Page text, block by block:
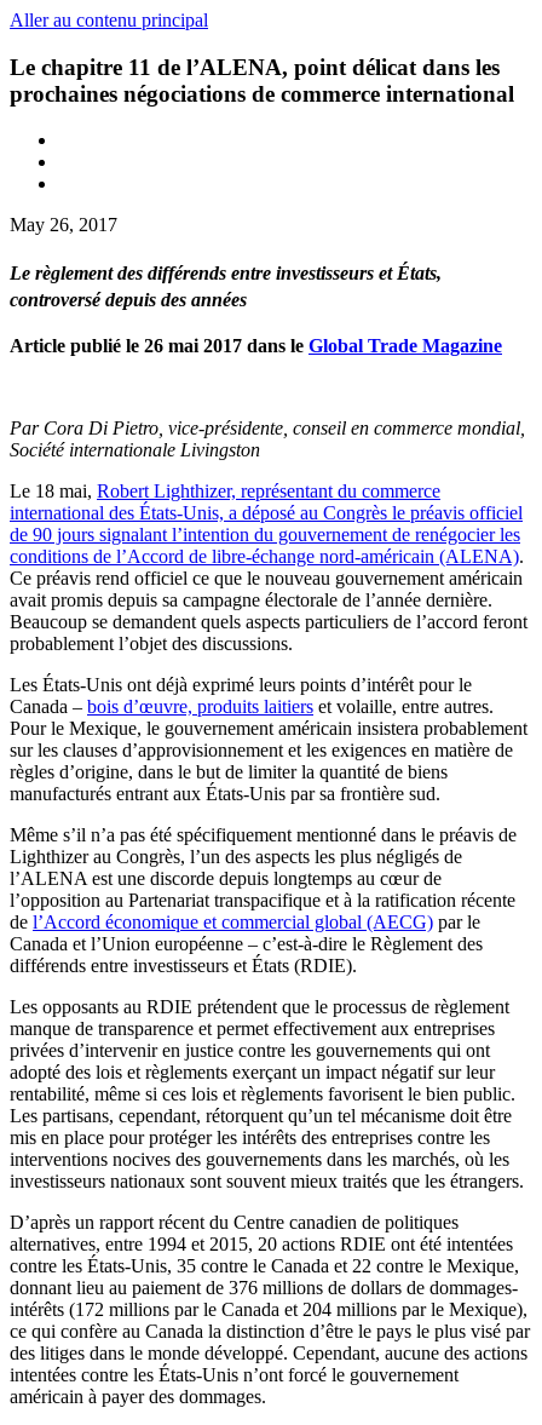
Aller au contenu principal
Le chapitre 11 de l’ALENA, point délicat dans les
prochaines négociations de commerce international
May 26, 2017
Le règlement des différends entre investisseurs et États,
controversé depuis des années
Article publié le 26 mai 2017 dans le Global Trade Magazine
Par Cora Di Pietro, vice-présidente, conseil en commerce mondial,
Société internationale Livingston
Le 18 mai, Robert Lighthizer, représentant du commerce
international des États-Unis, a déposé au Congrès le préavis officiel
de 90 jours signalant l’intention du gouvernement de renégocier les
conditions de l’Accord de libre-échange nord-américain (ALENA).
Ce préavis rend officiel ce que le nouveau gouvernement américain
avait promis depuis sa campagne électorale de l’année dernière.
Beaucoup se demandent quels aspects particuliers de l’accord feront
probablement l’objet des discussions.
Les États-Unis ont déjà exprimé leurs points d’intérêt pour le
Canada – bois d’œuvre, produits laitiers et volaille, entre autres.
Pour le Mexique, le gouvernement américain insistera probablement
sur les clauses d’approvisionnement et les exigences en matière de
règles d’origine, dans le but de limiter la quantité de biens
manufacturés entrant aux États-Unis par sa frontière sud.
Même s’il n’a pas été spécifiquement mentionné dans le préavis de
Lighthizer au Congrès, l’un des aspects les plus négligés de
l’ALENA est une discorde depuis longtemps au cœur de
l’opposition au Partenariat transpacifique et à la ratification récente
de l’Accord économique et commercial global (AECG) par le
Canada et l’Union européenne – c’est-à-dire le Règlement des
différends entre investisseurs et États (RDIE).
Les opposants au RDIE prétendent que le processus de règlement
manque de transparence et permet effectivement aux entreprises
privées d’intervenir en justice contre les gouvernements qui ont
adopté des lois et règlements exerçant un impact négatif sur leur
rentabilité, même si ces lois et règlements favorisent le bien public.
Les partisans, cependant, rétorquent qu’un tel mécanisme doit être
mis en place pour protéger les intérêts des entreprises contre les
interventions nocives des gouvernements dans les marchés, où les
investisseurs nationaux sont souvent mieux traités que les étrangers.
D’après un rapport récent du Centre canadien de politiques
alternatives, entre 1994 et 2015, 20 actions RDIE ont été intentées
contre les États-Unis, 35 contre le Canada et 22 contre le Mexique,
donnant lieu au paiement de 376 millions de dollars de dommages-
intérêts (172 millions par le Canada et 204 millions par le Mexique),
ce qui confère au Canada la distinction d’être le pays le plus visé par
des litiges dans le monde développé. Cependant, aucune des actions
intentées contre les États-Unis n’ont forcé le gouvernement
américain à payer des dommages.